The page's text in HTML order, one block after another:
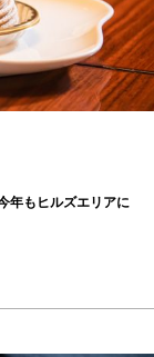
年もヒルズエリアに